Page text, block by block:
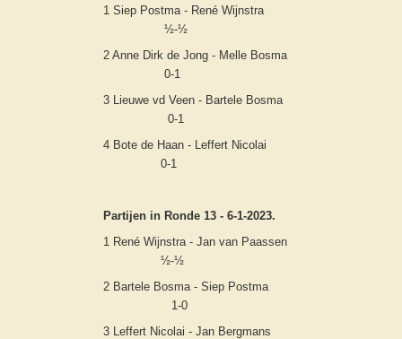
1 Siep Postma - René Wijnstra
½-½
2 Anne Dirk de Jong - Melle Bosma
0-1
3 Lieuwe vd Veen - Bartele Bosma
0-1
4 Bote de Haan - Leffert Nicolai
0-1
Partijen in Ronde 13 - 6-1-2023.
1 René Wijnstra - Jan van Paassen
½-½
2 Bartele Bosma - Siep Postma
1-0
3 Leffert Nicolai - Jan Bergmans